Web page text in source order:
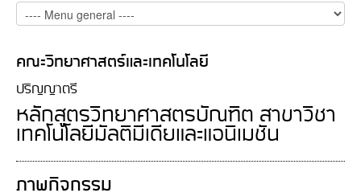
คณะวิทยาศาสตร์และเทคโนโลยี
ปริญญาตรี
หลักสูตรวิทยาศาสตรบัณฑิต สาขาวิชา
เทคโนโลยีมัลติมีเดียและแอนิเมชัน
ภาพกิจกรรม